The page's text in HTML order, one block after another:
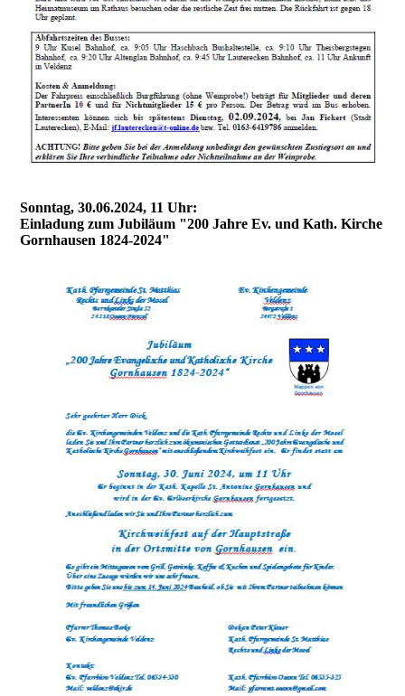
Sonntag, 30.06.2024, 11 Uhr:
Einladung zum Jubiläum "200 Jahre Ev. und Kath. Kirche
Gornhausen 1824-2024"